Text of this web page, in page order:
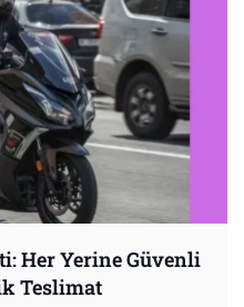
Her Yerine Güvenli
Teslimat